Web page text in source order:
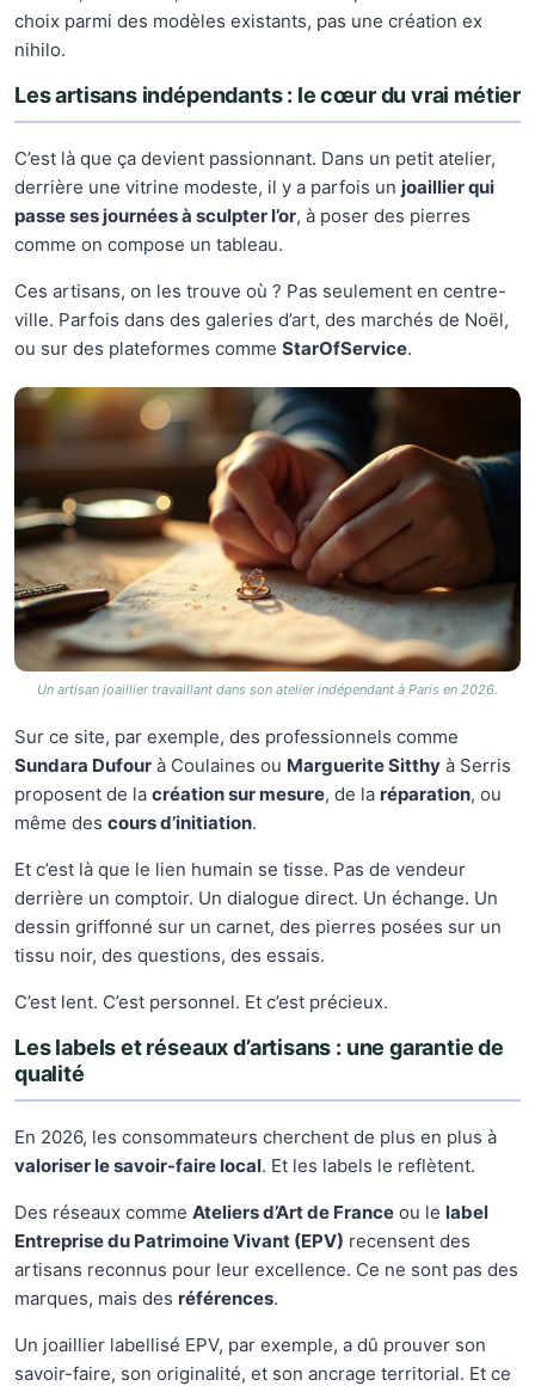
choix parmi des modèles existants, pas une création ex
nihilo.
Les artisans indépendants : le cœur du vrai métier
C’est là que ça devient passionnant. Dans un petit atelier,
derrière une vitrine modeste, il y a parfois un joaillier qui
passe ses journées à sculpter l’or, à poser des pierres
comme on compose un tableau.
Ces artisans, on les trouve où ? Pas seulement en centre-
ville. Parfois dans des galeries d’art, des marchés de Noël,
ou sur des plateformes comme StarOfService.
Un artisan joaillier travaillant dans son atelier indépendant à Paris en 2026.
Sur ce site, par exemple, des professionnels comme
Sundara Dufour à Coulaines ou Marguerite Sitthy à Serris
proposent de la création sur mesure, de la réparation, ou
même des cours d’initiation.
Et c’est là que le lien humain se tisse. Pas de vendeur
derrière un comptoir. Un dialogue direct. Un échange. Un
dessin griffonné sur un carnet, des pierres posées sur un
tissu noir, des questions, des essais.
C’est lent. C’est personnel. Et c’est précieux.
Les labels et réseaux d’artisans : une garantie de
qualité
En 2026, les consommateurs cherchent de plus en plus à
valoriser le savoir-faire local. Et les labels le reflètent.
Des réseaux comme Ateliers d’Art de France ou le label
Entreprise du Patrimoine Vivant (EPV) recensent des
artisans reconnus pour leur excellence. Ce ne sont pas des
marques, mais des références.
Un joaillier labellisé EPV, par exemple, a dû prouver son
savoir-faire, son originalité, et son ancrage territorial. Et ce